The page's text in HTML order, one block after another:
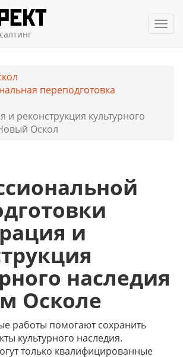
переподготовка
и реконструкция культурного
Оскол
и
наследия
Осколе
работы помогают сохранить
культурного наследия.
только квалифицированные